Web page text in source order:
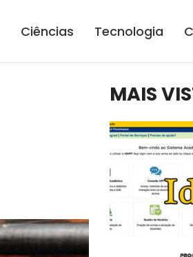
Ciências Tecnologia
MAIS